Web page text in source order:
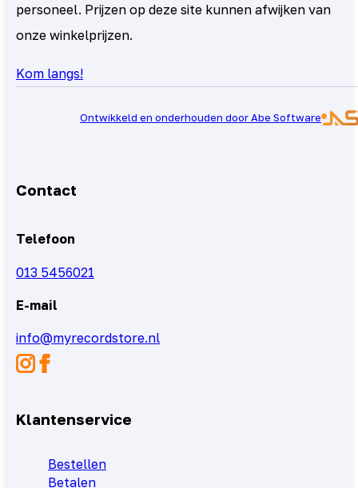
personeel. Prijzen op deze site kunnen afwijken van
onze winkelprijzen.
Kom langs!
Ontwikkeld en onderhouden door Abe Software
Contact
Telefoon
013 5456021
E-mail
info@myrecordstore.nl
Klantenservice
Bestellen
Betalen